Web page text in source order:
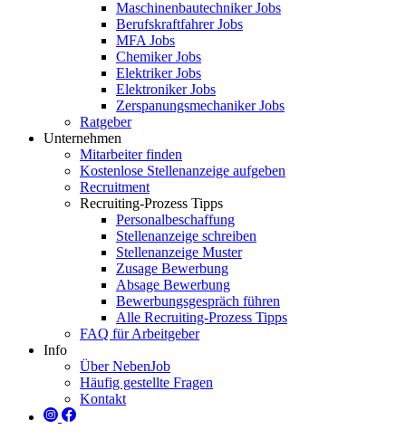
Maschinenbautechniker Jobs
Berufskraftfahrer Jobs
MFA Jobs
Chemiker Jobs
Elektriker Jobs
Elektroniker Jobs
Zerspanungsmechaniker Jobs
Ratgeber
Unternehmen
Mitarbeiter finden
Kostenlose Stellenanzeige aufgeben
Recruitment
Recruiting-Prozess Tipps
Personalbeschaffung
Stellenanzeige schreiben
Stellenanzeige Muster
Zusage Bewerbung
Absage Bewerbung
Bewerbungsgespräch führen
Alle Recruiting-Prozess Tipps
FAQ für Arbeitgeber
Info
Über NebenJob
Häufig gestellte Fragen
Kontakt